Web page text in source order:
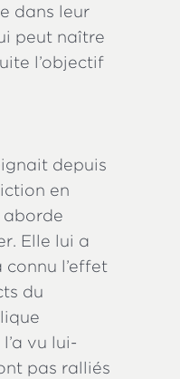
dans leur
peut naître
l’objectif
depuis
en
aborde
Elle lui a
l’effet
du
vu lui-
pas ralliés